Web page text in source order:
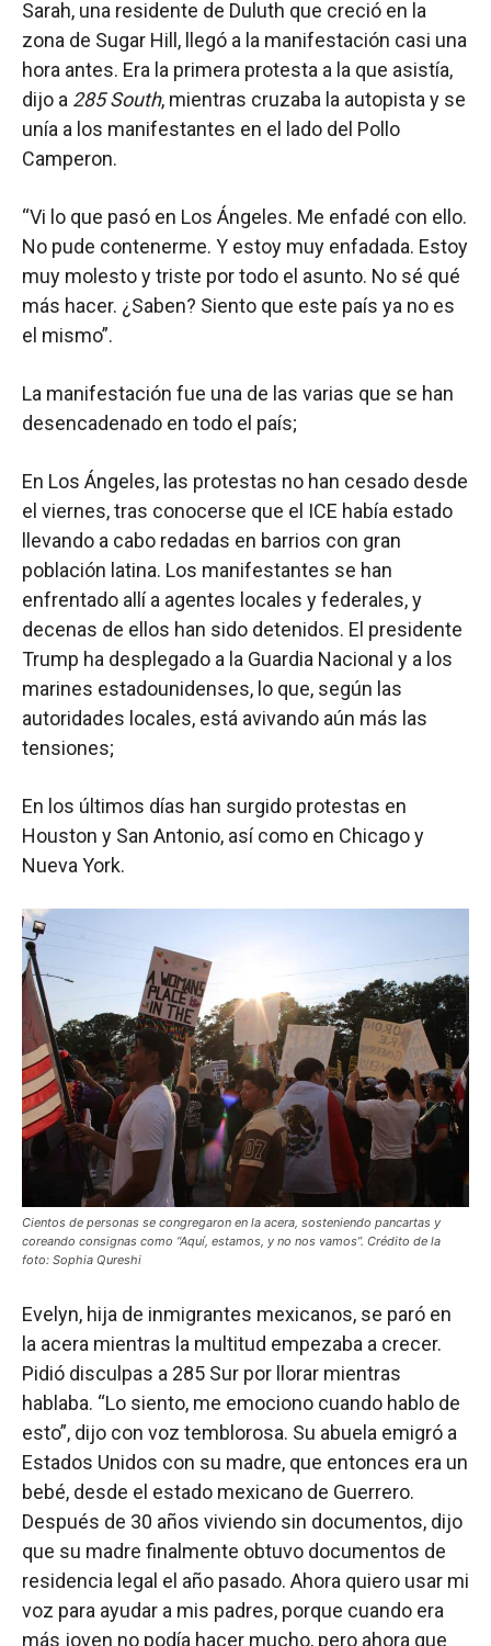
Sarah, una residente de Duluth que creció en la
zona de Sugar Hill, llegó a la manifestación casi una
hora antes. Era la primera protesta a la que asistía,
dijo a 285 South, mientras cruzaba la autopista y se
unía a los manifestantes en el lado del Pollo
Camperon.
“Vi lo que pasó en Los Ángeles. Me enfadé con ello.
No pude contenerme. Y estoy muy enfadada. Estoy
muy molesto y triste por todo el asunto. No sé qué
más hacer. ¿Saben? Siento que este país ya no es
el mismo”.
La manifestación fue una de las varias que se han
desencadenado en todo el país;
En Los Ángeles, las protestas no han cesado desde
el viernes, tras conocerse que el ICE había estado
llevando a cabo redadas en barrios con gran
población latina. Los manifestantes se han
enfrentado allí a agentes locales y federales, y
decenas de ellos han sido detenidos. El presidente
Trump ha desplegado a la Guardia Nacional y a los
marines estadounidenses, lo que, según las
autoridades locales, está avivando aún más las
tensiones;
En los últimos días han surgido protestas en
Houston y San Antonio, así como en Chicago y
Nueva York.
Cientos de personas se congregaron en la acera, sosteniendo pancartas y
coreando consignas como “Aquí, estamos, y no nos vamos”. Crédito de la
foto: Sophia Qureshi
Evelyn, hija de inmigrantes mexicanos, se paró en
la acera mientras la multitud empezaba a crecer.
Pidió disculpas a 285 Sur por llorar mientras
hablaba. “Lo siento, me emociono cuando hablo de
esto”, dijo con voz temblorosa. Su abuela emigró a
Estados Unidos con su madre, que entonces era un
bebé, desde el estado mexicano de Guerrero.
Después de 30 años viviendo sin documentos, dijo
que su madre finalmente obtuvo documentos de
residencia legal el año pasado. Ahora quiero usar mi
voz para ayudar a mis padres, porque cuando era
más joven no podía hacer mucho, pero ahora que